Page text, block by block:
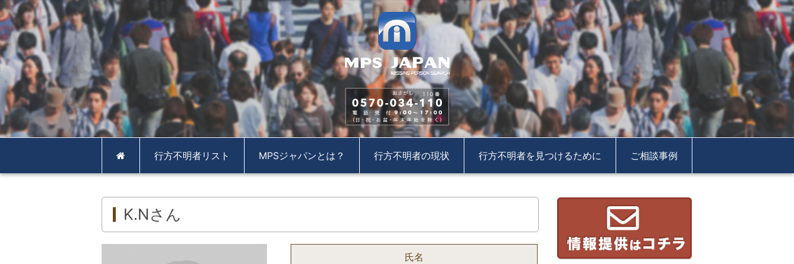
行方不明者リスト MPSジャパンとは？ 行方不明者の現状 行方不明者を見つけるために ご相談事例
K.Nさん
氏名